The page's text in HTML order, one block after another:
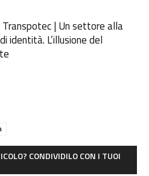
Transpotec | Un settore alla
identità. L’illusione del
CONDIVIDILO CON I TUOI